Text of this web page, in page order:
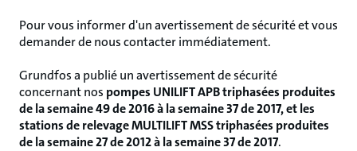
Pour vous informer d'un avertissement de sécurité et vous
demander de nous contacter immédiatement.
Grundfos a publié un avertissement de sécurité
concernant nos pompes UNILIFT APB triphasées produites
de la semaine 49 de 2016 à la semaine 37 de 2017, et les
stations de relevage MULTILIFT MSS triphasées produites
de la semaine 27 de 2012 à la semaine 37 de 2017.